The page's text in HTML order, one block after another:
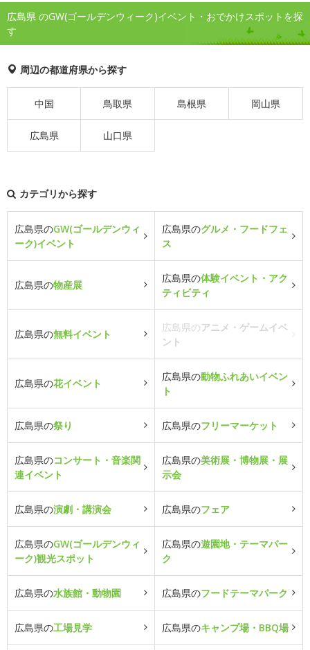
広島県 のGW(ゴールデンウィーク)イベント・おでかけスポットを探
す
周辺の都道府県から探す
中国 鳥取県 島根県 岡山県
広島県 山口県
カテゴリから探す
広島県のGW(ゴールデンウィ
ーク)イベント
広島県のグルメ・フードフェ
ス
広島県の物産展
広島県の体験イベント・アク
ティビティ
広島県の無料イベント
広島県のアニメ・ゲームイベ
ント
広島県の花イベント
広島県の動物ふれあいイベン
ト
広島県の祭り 広島県のフリーマーケット
広島県のコンサート・音楽関
連イベント
広島県の美術展・博物展・展
示会
広島県の演劇・講演会 広島県のフェア
広島県のGW(ゴールデンウィ
ーク)観光スポット
広島県の遊園地・テーマパー
ク
広島県の水族館・動物園 広島県のフードテーマパーク
広島県の工場見学 広島県のキャンプ場・BBQ場